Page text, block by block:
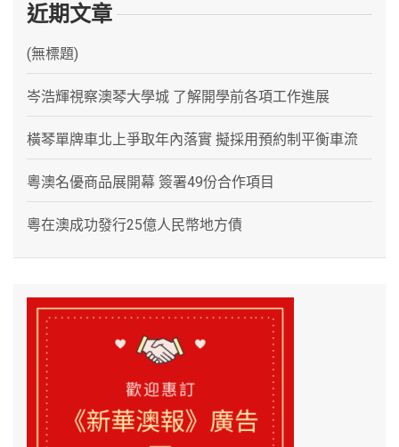
近期文章
(無標題)
岑浩輝視察澳琴大學城 了解開學前各項工作進展
橫琴單牌車北上爭取年內落實 擬採用預約制平衡車流
粵澳名優商品展開幕 簽署49份合作項目
粵在澳成功發行25億人民幣地方債